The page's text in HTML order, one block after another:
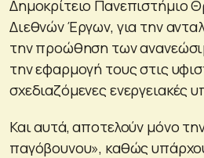
Δημοκρίτειο Πανεπιστήμιο
Διεθνών Έργων, για την
την προώθηση των
την εφαρμογή τους στις
σχεδιαζόμενες ενεργειακές
Και αυτά, αποτελούν μόνο
παγόβουνου», καθώς